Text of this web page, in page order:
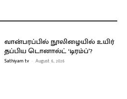
வான்பரப்பில் நூலிழையில் உயிர்
தப்பிய டொனால்ட் ‘டிரம்ப்’?
Sathiyam tv - August 6, 2026